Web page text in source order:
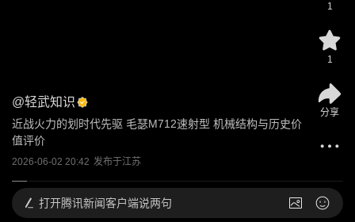
@轻武知识
近战火力的划时代先驱 毛瑟M712速射型 机械结构与历史价
值评价
2026-06-02 20:42 发布于江苏
1
1
分享
打开腾讯新闻客户端说两句